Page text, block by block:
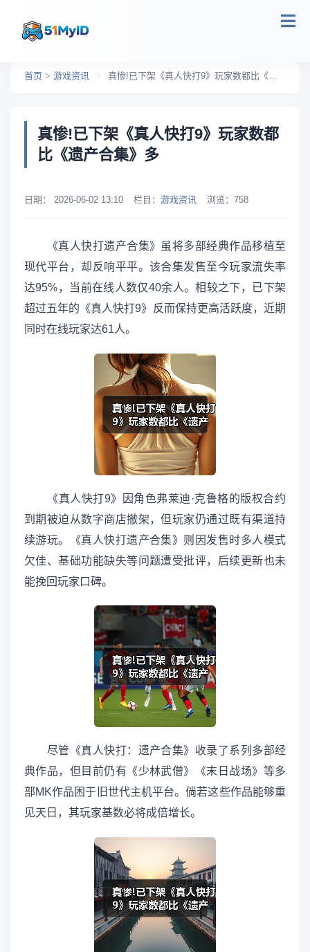
首页 > 游戏资讯 > 真惨!已下架《真人快打9》玩家数都比《遗产合集》多
真惨!已下架《真人快打9》玩家数都
比《遗产合集》多
日期： 2026-06-02 13:10 栏目： 游戏资讯 浏览： 758
《真人快打遗产合集》虽将多部经典作品移植至
现代平台，却反响平平。该合集发售至今玩家流失率
达95%，当前在线人数仅40余人。相较之下，已下架
超过五年的《真人快打9》反而保持更高活跃度，近期
同时在线玩家达61人。
《真人快打9》因角色弗莱迪·克鲁格的版权合约
到期被迫从数字商店撤架，但玩家仍通过既有渠道持
续游玩。《真人快打遗产合集》则因发售时多人模式
欠佳、基础功能缺失等问题遭受批评，后续更新也未
能挽回玩家口碑。
尽管《真人快打：遗产合集》收录了系列多部经
典作品，但目前仍有《少林武僧》《末日战场》等多
部MK作品困于旧世代主机平台。倘若这些作品能够重
见天日，其玩家基数必将成倍增长。